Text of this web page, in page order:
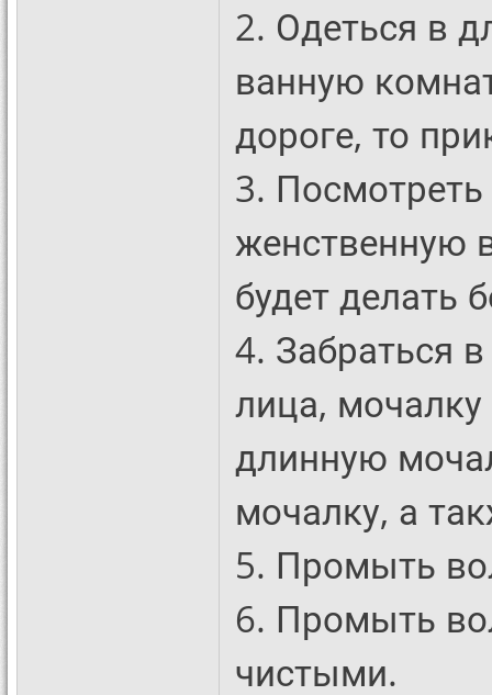
2. Одеться в
ванную
дороге, то
3.
женственную
будет делать
4. Забраться
лица,
длинную
мочалку, а
5. Промыть
6. Промыть
чистыми.